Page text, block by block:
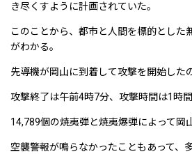
き尽くすように計画されていた。
このことから、都市と人間を標的とした
がわかる。
先導機が岡山に到着して攻撃を開始した
攻撃終了は午前4時7分、攻撃時間は1時間
14,789個の焼夷弾と焼夷爆弾によって岡
空襲警報が鳴らなかったこともあって、